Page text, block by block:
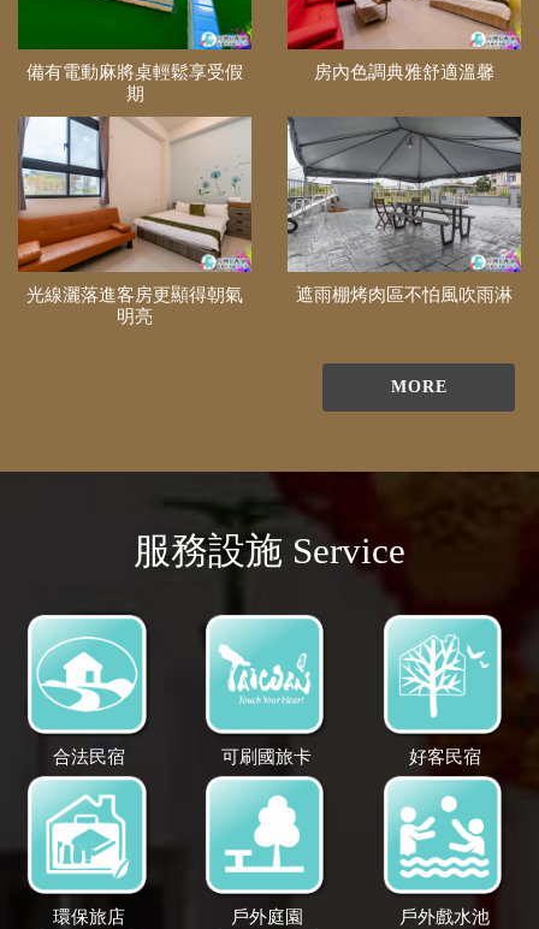
備有電動麻將桌輕鬆享受假
期
房內色調典雅舒適溫馨
光線灑落進客房更顯得朝氣
明亮
遮雨棚烤肉區不怕風吹雨淋
MORE
服務設施 Service
合法民宿 可刷國旅卡 好客民宿
環保旅店 戶外庭園 戶外戲水池